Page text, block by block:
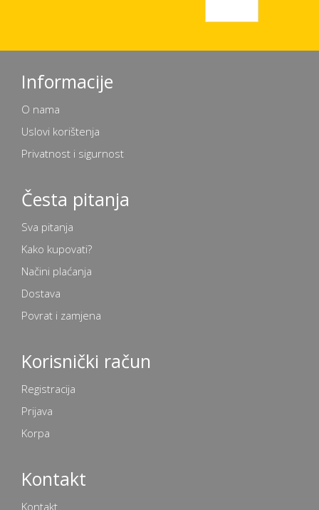
Informacije
O nama
Uslovi korištenja
Privatnost i sigurnost
Česta pitanja
Sva pitanja
Kako kupovati?
Načini plaćanja
Dostava
Povrat i zamjena
Korisnički račun
Registracija
Prijava
Korpa
Kontakt
Kontakt